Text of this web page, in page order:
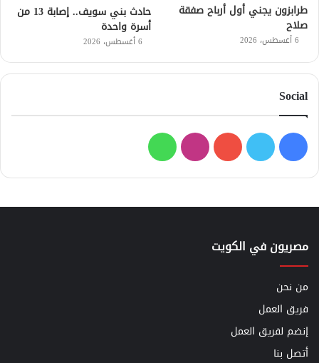
طرابزون يجني أول أرباح صفقة
صلاح
6 أغسطس، 2026
حادث بني سويف.. إصابة 13 من
أسرة واحدة
6 أغسطس، 2026
Social
فيسبوك
تويتر يوتيوبانستقرامواتساب
مصريون في الكويت
من نحن
فريق العمل
إنضم لفريق العمل
أتصل بنا